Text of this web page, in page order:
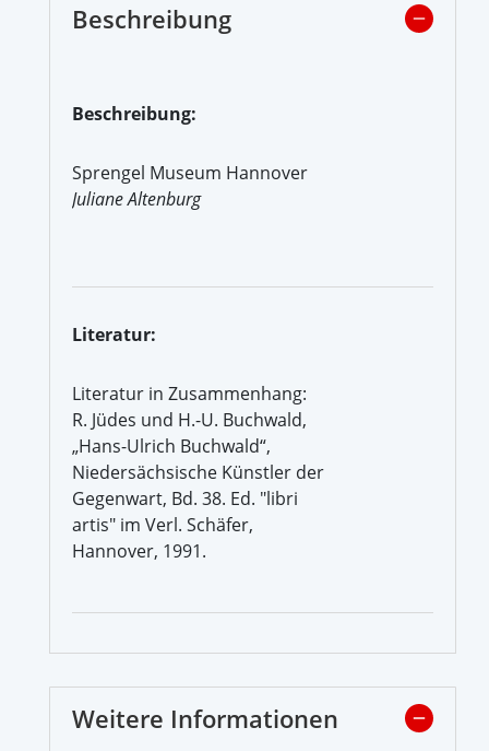
Beschreibung
Beschreibung:
Sprengel Museum Hannover
Juliane Altenburg
Literatur:
Literatur in Zusammenhang:
R. Jüdes und H.-U. Buchwald,
„Hans-Ulrich Buchwald“,
Niedersächsische Künstler der
Gegenwart, Bd. 38. Ed. "libri
artis" im Verl. Schäfer,
Hannover, 1991.
Weitere Informationen